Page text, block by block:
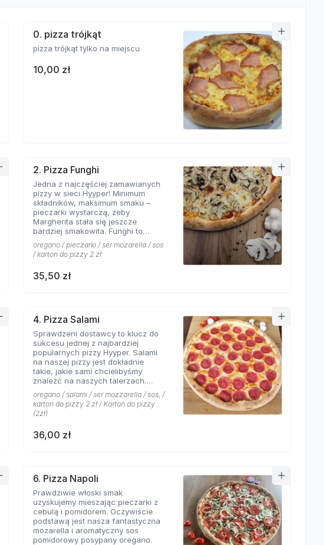
0. pizza trójkąt
pizza trójkąt tylko na miejscu
10,00 zł
2. Pizza Funghi
Jedna z najczęściej zamawianych
pizzy w sieci Hyyper! Minimum
składników, maksimum smaku –
pieczarki wystarczą, żeby
Margherita stała się jeszcze
bardziej smakowita. Funghi to
kolejny klasyk, którego nie można
pominąć w menu prawdziwej
włoskiej pizzerii.
oregano / pieczarki / ser mozarella / sos
/ karton do pizzy 2 zł
35,50 zł
4. Pizza Salami
Sprawdzeni dostawcy to klucz do
sukcesu jednej z najbardziej
popularnych pizzy Hyyper. Salami
na naszej pizzy jest dokładnie
takie, jakie sami chcielibyśmy
znaleźć na naszych talerzach.
Aromat roztopionej mozarelli i
salami to coś obok czego miłośnicy
pizzy z mięsem nie przejdą
obojętnie!
oregano / salami / ser mozzarella / sos, /
karton do pizzy 2 zł / Karton do pizzy
(2zł)
36,00 zł
6. Pizza Napoli
Prawdziwie włoski smak
uzyskujemy mieszając pieczarki z
cebulą i pomidorem. Oczywiście
podstawą jest nasza fantastyczna
mozarella i aromatyczny sos
pomidorowy posypany oregano.